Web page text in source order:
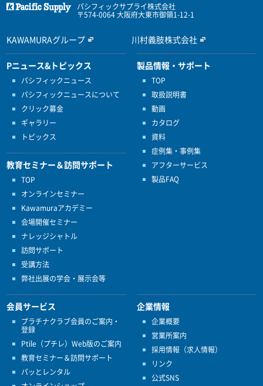
パシフィックサプライ株式会社
〒574-0064 大阪府大東市御領1-12-1
KAWAMURAグループ 川村義肢株式会社
Pニュース&トピックス
パシフィックニュース
パシフィックニュースについて
クリック募金
ギャラリー
トピックス
教育セミナー＆訪問サポート
TOP
オンラインセミナー
Kawamuraアカデミー
会場開催セミナー
ナレッジシャトル
訪問サポート
受講方法
弊社出展の学会・展示会等
製品情報・サポート
TOP
取扱説明書
動画
カタログ
資料
症例集・事例集
アフターサービス
製品FAQ
会員サービス
プラチナクラブ会員のご案内・
登録
Ptile（プチレ）Web版のご案内
教育セミナー＆訪問サポート
パッとレンタル
企業情報
企業概要
営業所案内
採用情報（求人情報）
リンク
公式SNS